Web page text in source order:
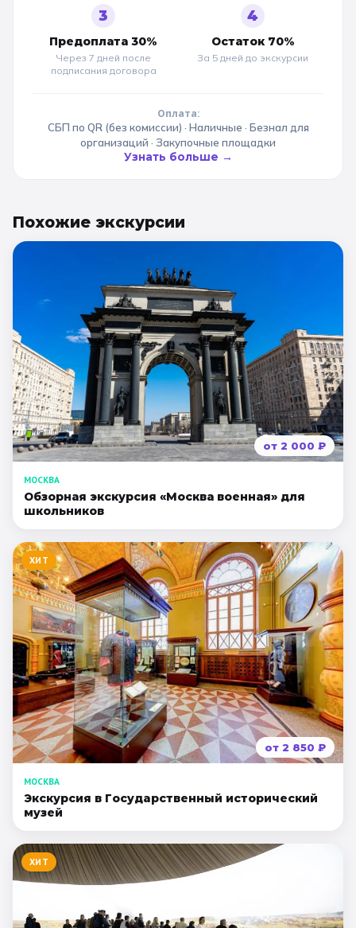
3
Предоплата 30%
Через 7 дней после
подписания договора
4
Остаток 70%
За 5 дней до экскурсии
Оплата:
СБП по QR (без комиссии) · Наличные · Безнал для
организаций · Закупочные площадки
Узнать больше →
Похожие экскурсии
от 2 000 ₽
МОСКВА
Обзорная экскурсия «Москва военная» для
школьников
ХИТ
от 2 850 ₽
МОСКВА
Экскурсия в Гocyдapcтвeнный иcтopичecкий
мyзeй
ХИТ